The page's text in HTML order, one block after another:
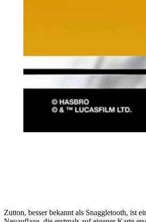
Zutton, besser bekannt als Snaggletooth, ist